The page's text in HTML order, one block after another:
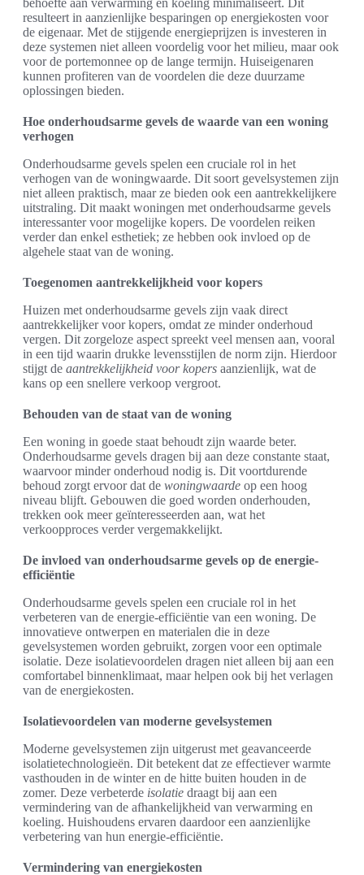
behoefte aan verwarming en koeling minimaliseert. Dit
resulteert in aanzienlijke besparingen op energiekosten voor
de eigenaar. Met de stijgende energieprijzen is investeren in
deze systemen niet alleen voordelig voor het milieu, maar ook
voor de portemonnee op de lange termijn. Huiseigenaren
kunnen profiteren van de voordelen die deze duurzame
oplossingen bieden.
Hoe onderhoudsarme gevels de waarde van een woning
verhogen
Onderhoudsarme gevels spelen een cruciale rol in het
verhogen van de woningwaarde. Dit soort gevelsystemen zijn
niet alleen praktisch, maar ze bieden ook een aantrekkelijkere
uitstraling. Dit maakt woningen met onderhoudsarme gevels
interessanter voor mogelijke kopers. De voordelen reiken
verder dan enkel esthetiek; ze hebben ook invloed op de
algehele staat van de woning.
Toegenomen aantrekkelijkheid voor kopers
Huizen met onderhoudsarme gevels zijn vaak direct
aantrekkelijker voor kopers, omdat ze minder onderhoud
vergen. Dit zorgeloze aspect spreekt veel mensen aan, vooral
in een tijd waarin drukke levensstijlen de norm zijn. Hierdoor
stijgt de aantrekkelijkheid voor kopers aanzienlijk, wat de
kans op een snellere verkoop vergroot.
Behouden van de staat van de woning
Een woning in goede staat behoudt zijn waarde beter.
Onderhoudsarme gevels dragen bij aan deze constante staat,
waarvoor minder onderhoud nodig is. Dit voortdurende
behoud zorgt ervoor dat de woningwaarde op een hoog
niveau blijft. Gebouwen die goed worden onderhouden,
trekken ook meer geïnteresseerden aan, wat het
verkoopproces verder vergemakkelijkt.
De invloed van onderhoudsarme gevels op de energie-
efficiëntie
Onderhoudsarme gevels spelen een cruciale rol in het
verbeteren van de energie-efficiëntie van een woning. De
innovatieve ontwerpen en materialen die in deze
gevelsystemen worden gebruikt, zorgen voor een optimale
isolatie. Deze isolatievoordelen dragen niet alleen bij aan een
comfortabel binnenklimaat, maar helpen ook bij het verlagen
van de energiekosten.
Isolatievoordelen van moderne gevelsystemen
Moderne gevelsystemen zijn uitgerust met geavanceerde
isolatietechnologieën. Dit betekent dat ze effectiever warmte
vasthouden in de winter en de hitte buiten houden in de
zomer. Deze verbeterde isolatie draagt bij aan een
vermindering van de afhankelijkheid van verwarming en
koeling. Huishoudens ervaren daardoor een aanzienlijke
verbetering van hun energie-efficiëntie.
Vermindering van energiekosten